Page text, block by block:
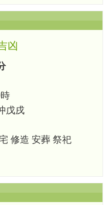
凶
戊戌
修造 安葬 祭祀